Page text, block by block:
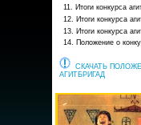
11. Итоги конкурса
12. Итоги конкурса
13. Итоги конкурса
14. Положение о
СКАЧАТЬ
АГИТБРИГАД